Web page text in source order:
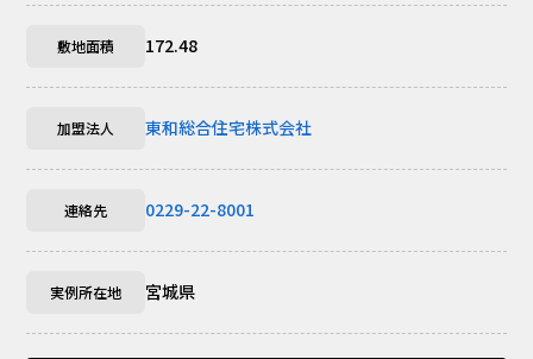
敷地面積 172.48
加盟法人 東和総合住宅株式会社
連絡先 0229-22-8001
実例所在地 宮城県